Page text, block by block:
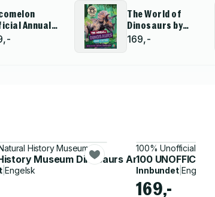
Annual
The World of
Dinosaurs by
Edition
169,-
History Museum
Museum Dinosaurs Annual 2024
|Engelsk
100% Unofficial
100
Innbundet|Engelsk
169,-